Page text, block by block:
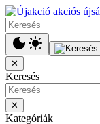
✕
Keresés
✕
Kategóriák